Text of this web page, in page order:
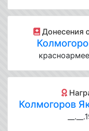
Донесения
Колмогоров